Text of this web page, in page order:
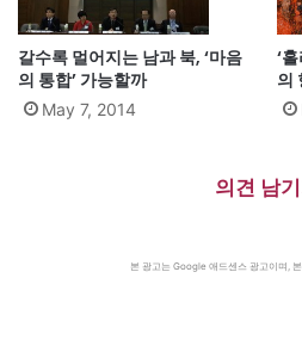
갈수록 멀어지는 남과 북, ‘마음
의 통합’ 가능할까
May 7, 2014
‘
의
의견 남기
본 광고는 Google 애드센스 광고이며,